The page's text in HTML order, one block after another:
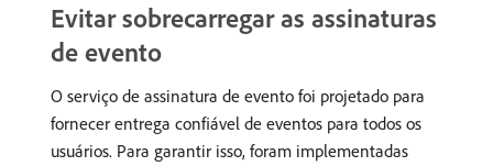
Evitar sobrecarregar as assinaturas
de evento
O serviço de assinatura de evento foi projetado para
fornecer entrega confiável de eventos para todos os
usuários. Para garantir isso, foram implementadas